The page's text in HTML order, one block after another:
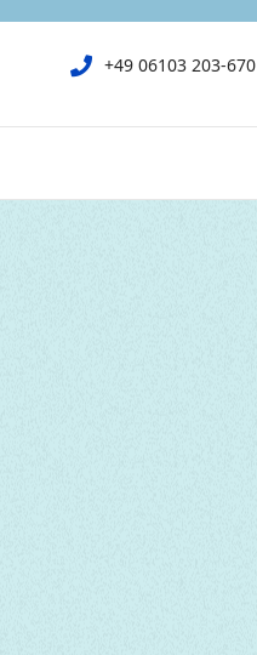
+49 06103 203-670